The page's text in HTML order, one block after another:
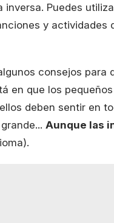
Puedes
y actividades
consejos para
en que los
deben sentir en
Aunque las